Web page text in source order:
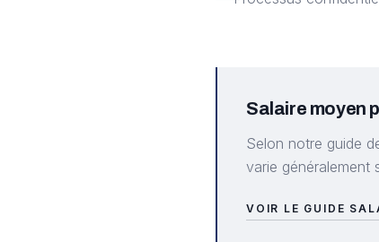
Salaire moyen
Selon notre guide
varie généralement
VOIR LE GUIDE